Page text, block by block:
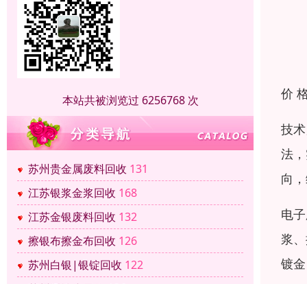
本站共被浏览过 6256768 次
苏州贵金属废料回收 131
江苏银浆金浆回收 168
江苏金银废料回收 132
擦银布擦金布回收 126
苏州白银|银锭回收 122
价
技
法
向
电
浆
镀